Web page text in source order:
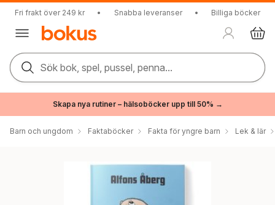
Fri frakt över 249 kr • Snabba leveranser • Billiga böcker
Sök bok, spel, pussel, penna...
Skapa nya rutiner – hälsoböcker upp till 50% →
Barn och ungdom Faktaböcker Fakta för yngre barn Lek & lär